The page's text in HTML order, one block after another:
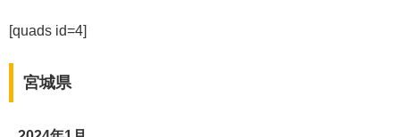
[quads id=4]
宮城県